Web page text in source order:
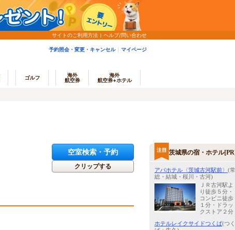
サイトのご利用方法 ヘルプ/問い合わせ
予約照会・変更・キャンセル マイページ
ゴルフ
海外
航空券
海外
航空券+ホテル
空室検索・予約
クリップする
茨城県の宿・ホテル
アパホテル〈茨城古河駅前〉 (常
総・結城・桜川・古河)
ＪＲ古河駅よ
り徒歩５分・
コンビニ徒歩
１分・ドラッ
クストア２分
ホテルレイクサイドつくば(つく